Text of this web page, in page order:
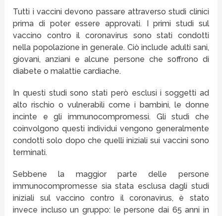
Tutti i vaccini devono passare attraverso studi clinici
prima di poter essere approvati. I primi studi sul
vaccino contro il coronavirus sono stati condotti
nella popolazione in generale. Ciò include adulti sani,
giovani, anziani e alcune persone che soffrono di
diabete o malattie cardiache.
In questi studi sono stati però esclusi i soggetti ad
alto rischio o vulnerabili come i bambini, le donne
incinte e gli immunocompromessi. Gli studi che
coinvolgono questi individui vengono generalmente
condotti solo dopo che quelli iniziali sui vaccini sono
terminati.
Sebbene la maggior parte delle persone
immunocompromesse sia stata esclusa dagli studi
iniziali sul vaccino contro il coronavirus, è stato
invece incluso un gruppo: le persone dai 65 anni in